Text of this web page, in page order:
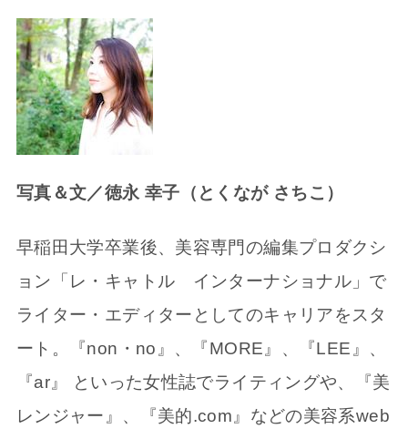
写真＆文／徳永 幸子（とくなが さちこ）
早稲田大学卒業後、美容専門の編集プロダクシ
ョン「レ・キャトル インターナショナル」で
ライター・エディターとしてのキャリアをスタ
ート。『non・no』、『MORE』、『LEE』、
『ar』 といった女性誌でライティングや、『美
レンジャー』、『美的.com』などの美容系web